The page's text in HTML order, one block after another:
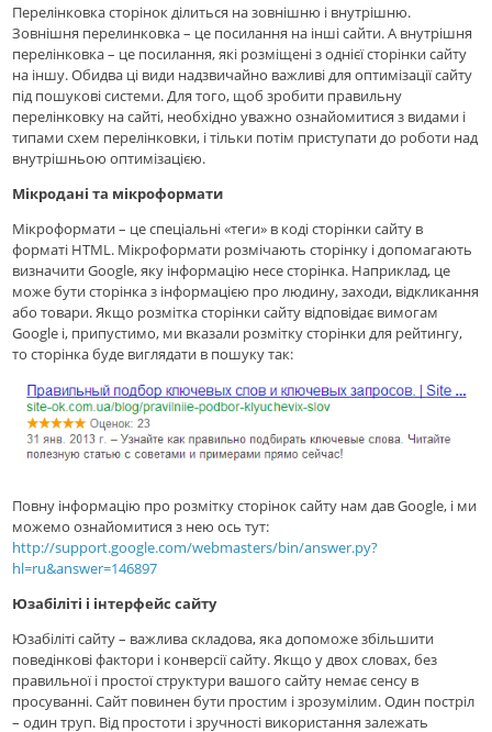
Перелінковка сторінок ділиться на зовнішню і внутрішню.
Зовнішня перелинковка – це посилання на інші сайти. А внутрішня
перелінковка – це посилання, які розміщені з однієї сторінки сайту
на іншу. Обидва ці види надзвичайно важливі для оптимізації сайту
під пошукові системи. Для того, щоб зробити правильну
перелінковку на сайті, необхідно уважно ознайомитися з видами і
типами схем перелінковки, і тільки потім приступати до роботи над
внутрішньою оптимізацією.
Мікродані та мікроформати
Мікроформати – це спеціальні «теги» в коді сторінки сайту в
форматі HTML. Мікроформати розмічають сторінку і допомагають
визначити Google, яку інформацію несе сторінка. Наприклад, це
може бути сторінка з інформацією про людину, заходи, відкликання
або товари. Якщо розмітка сторінки сайту відповідає вимогам
Google і, припустимо, ми вказали розмітку сторінки для рейтингу,
то сторінка буде виглядати в пошуку так:
Повну інформацію про розмітку сторінок сайту нам дав Google, і ми
можемо ознайомитися з нею ось тут:
http://support.google.com/webmasters/bin/answer.py?
hl=ru&answer=146897
Юзабіліті і інтерфейс сайту
Юзабіліті сайту – важлива складова, яка допоможе збільшити
поведінкові фактори і конверсії сайту. Якщо у двох словах, без
правильної і простої структури вашого сайту немає сенсу в
просуванні. Сайт повинен бути простим і зрозумілим. Один постріл
– один труп. Від простоти і зручності використання залежать